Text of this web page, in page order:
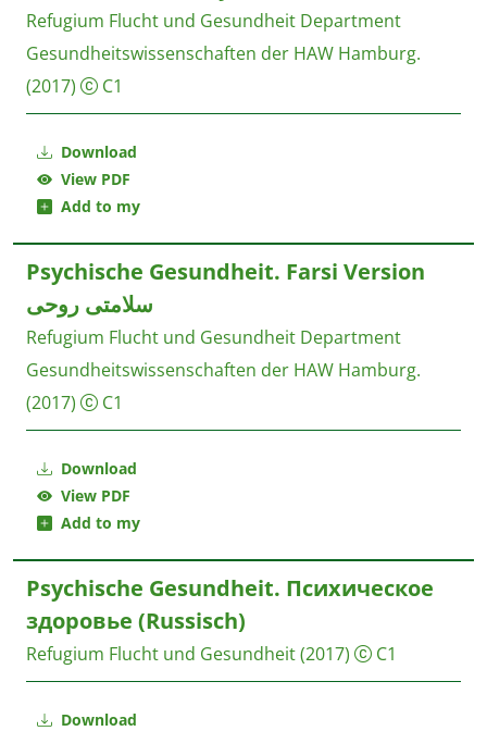
Download
View PDF
Add to my
Refugium Flucht und Gesundheit Department
Gesundheitswissenschaften der HAW Hamburg.
(2017)
C1
Download
View PDF
Add to my
Psychische Gesundheit. Farsi Version
سلامتی روحی
Refugium Flucht und Gesundheit Department
Gesundheitswissenschaften der HAW Hamburg.
(2017)
C1
Download
Psychische Gesundheit. Психическое
здоровье (Russisch)
Refugium Flucht und Gesundheit(2017) C1